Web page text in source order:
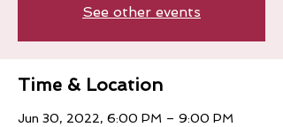
See other events
Time & Location
Jun 30, 2022, 6:00 PM – 9:00 PM